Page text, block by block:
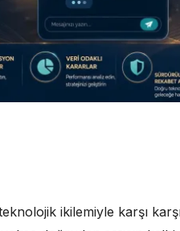
ikilemiyle karşı